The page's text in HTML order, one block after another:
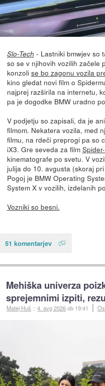
Slo-Tech - Lastniki bmwjev so
so se v njihovih vozilih začele
konzoli se bo zagonu vozila
kino gledat novi film o
najprej razširila na internetu,
pa je dogodke BMW uradno
V podjetju so zapisali, da je
filmom. Nekatera vozila, med
filmu, na rdeči preprogi pa so
iX3. Gre seveda za film
kinematografe po svetu. V
julija do 10. avgusta (skoraj
Pogoj je BMW Operating
System X v vozilih, izdelanih
Vozniki so besni.
51 komentarjev
Mehiška univerza
sprejemnimi izpiti,
Matej Huš ::4. avg 2026ob 19:41